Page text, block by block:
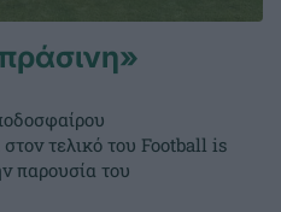
τελικό του Football is
παρουσία του